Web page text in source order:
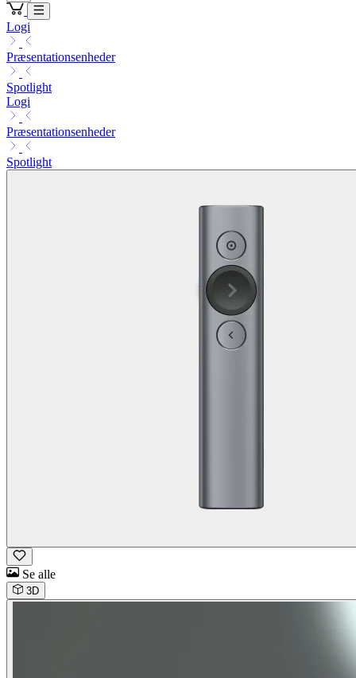
Logi
Præsentationsenheder
Spotlight
Logi
Præsentationsenheder
Spotlight
Se alle
3D